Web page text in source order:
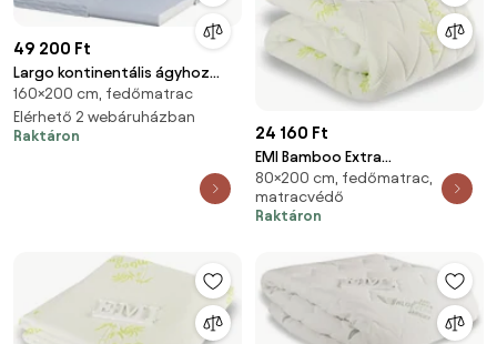
49 200 Ft
Largo kontinentális ágyhoz
topper fehér 160x200 cm
160×200 cm, fedőmatrac
Elérhető 2 webáruházban
Raktáron
24 160 Ft
EMI Bamboo Extra
matrachuzat, 80x200 10 cm
80×200 cm, fedőmatrac,
matracvédő
Raktáron